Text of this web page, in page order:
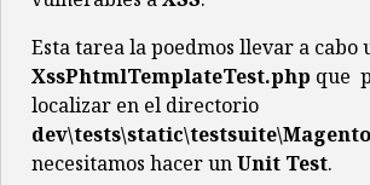
Esta tarea la poedmos llevar a cabo
XssPhtmlTemplateTest.php que
localizar en el directorio
necesitamos hacer unUnit Test.